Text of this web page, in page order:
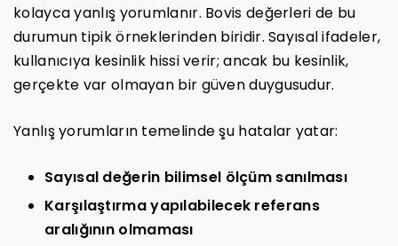
kolayca yanlış yorumlanır. Bovis değerleri de bu
durumun tipik örneklerinden biridir. Sayısal ifadeler,
kullanıcıya kesinlik hissi verir; ancak bu kesinlik,
gerçekte var olmayan bir güven duygusudur.
Yanlış yorumların temelinde şu hatalar yatar:
Sayısal değerin bilimsel ölçüm sanılması
Karşılaştırma yapılabilecek referans
aralığının olmaması